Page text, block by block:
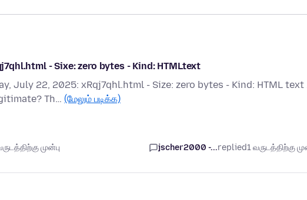
- Sixe: zero bytes - Kind: HTMLtext
July 22, 2025: xRqj7qhl.html - Size: zero bytes - Kind: HTML text
Th… (மேலும் படிக்க)
முன்பு jscher2000 -...replied1 வருடத்திற்கு